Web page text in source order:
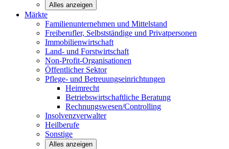
Alles anzeigen
Märkte
Familienunternehmen und Mittelstand
Freiberufler, Selbstständige und Privatpersonen
Immobilienwirtschaft
Land- und Forstwirtschaft
Non-Profit-Organisationen
Öffentlicher Sektor
Pflege- und Betreuungseinrichtungen
Heimrecht
Betriebswirtschaftliche Beratung
Rechnungswesen/Controlling
Insolvenzverwalter
Heilberufe
Sonstige
Alles anzeigen